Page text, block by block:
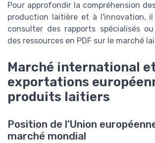
Pour approfondir la compréhension
production laitière et à l'innovation,
consulter des rapports spécialisés
des ressources en PDF sur le marché
Marché international
exportations
produits laitiers
Position de l’Union
marché mondial